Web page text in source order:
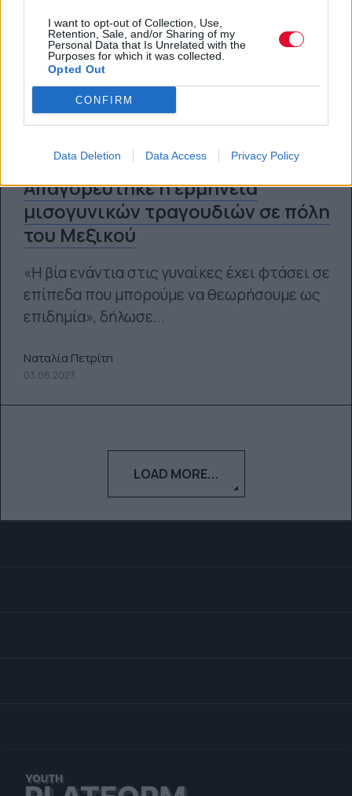
I want to opt-out of Collection, Use,
Retention, Sale, and/or Sharing of my
Personal Data that Is Unrelated with the
Purposes for which it was collected.
Opted Out
CONFIRM
Data Deletion Data Access Privacy Policy
Απαγορεύτηκε η ερμηνεία
μισογυνικών τραγουδιών σε πόλη
του Μεξικού
«Η βία ενάντια στις γυναίκες έχει φτάσει σε
επίπεδα που μπορούμε να θεωρήσουμε ως
επιδημία», δήλωσε...
Ναταλία Πετρίτη
03.08.2023
LOAD MORE...